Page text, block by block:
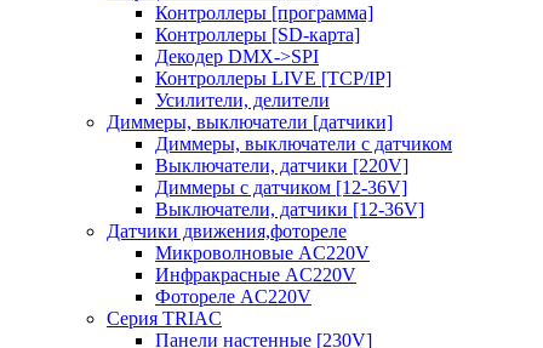
Контроллеры [программа]
Контроллеры [SD-карта]
Декодер DMX->SPI
Контроллеры LIVE [TCP/IP]
Усилители, делители
Диммеры, выключатели [датчики]
Диммеры, выключатели с датчиком
Выключатели, датчики [220V]
Диммеры с датчиком [12-36V]
Выключатели, датчики [12-36V]
Датчики движения,фотореле
Микроволновые AC220V
Инфракрасные AC220V
Фотореле AC220V
Серия TRIAC
Панели настенные [230V]